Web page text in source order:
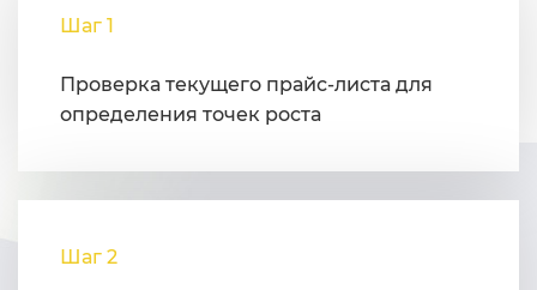
Шаг 1
Проверка текущего прайс-листа для
определения точек роста
Шаг 2